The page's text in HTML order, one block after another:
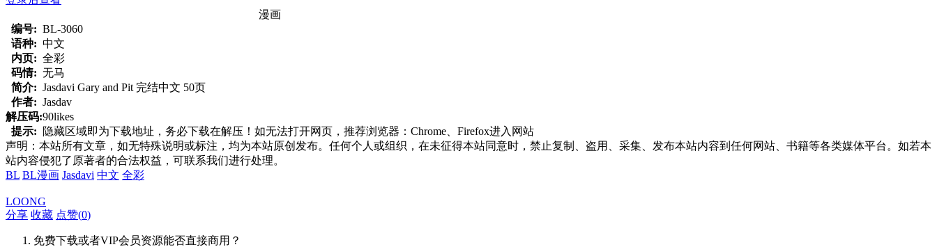
漫画
编号: BL-3060
语种: 中文
内页: 全彩
码情: 无马
简介: Jasdavi Gary and Pit 完结中文 50页
作者: Jasdav
解压码:90likes
提示:
隐藏区域即为下载地址，务必下载在解压！如无法打开网页，推荐浏览器：Chrome、Firefox进入网站
声明：本站所有文章，如无特殊说明或标注，均为本站原创发布。任何个人或组织，在未征得本站同意时，禁止复制、盗用、采集、发布本站内容到任何网站、书籍等各类媒体平台。如若本
站内容侵犯了原著者的合法权益，可联系我们进行处理。
BL BL漫画 Jasdavi 中文 全彩
LOONG
分享 收藏 点赞(0)
免费下载或者VIP会员资源能否直接商用？